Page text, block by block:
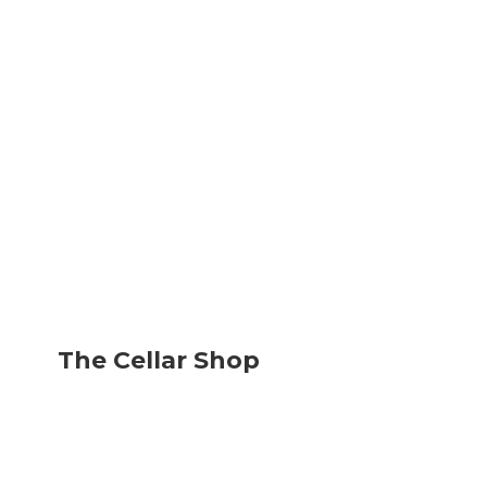
The Cellar Shop